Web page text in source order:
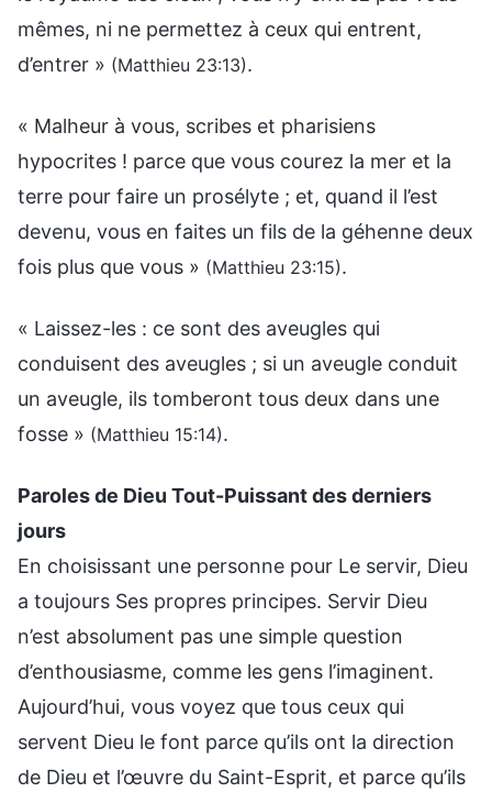
mêmes, ni ne permettez à ceux qui entrent,
d’entrer » (Matthieu 23:13).
« Malheur à vous, scribes et pharisiens
hypocrites ! parce que vous courez la mer et la
terre pour faire un prosélyte ; et, quand il l’est
devenu, vous en faites un fils de la géhenne deux
fois plus que vous » (Matthieu 23:15).
« Laissez-les : ce sont des aveugles qui
conduisent des aveugles ; si un aveugle conduit
un aveugle, ils tomberont tous deux dans une
fosse » (Matthieu 15:14).
Paroles de Dieu Tout-Puissant des derniers
jours
En choisissant une personne pour Le servir, Dieu
a toujours Ses propres principes. Servir Dieu
n’est absolument pas une simple question
d’enthousiasme, comme les gens l’imaginent.
Aujourd’hui, vous voyez que tous ceux qui
servent Dieu le font parce qu’ils ont la direction
de Dieu et l’œuvre du Saint-Esprit, et parce qu’ils